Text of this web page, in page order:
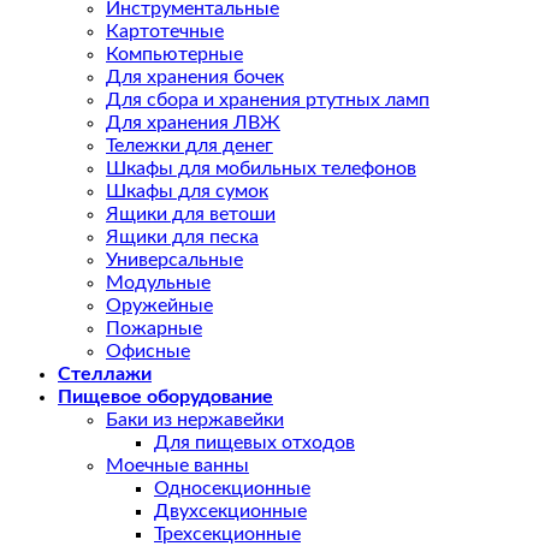
Инструментальные
Картотечные
Компьютерные
Для хранения бочек
Для сбора и хранения ртутных ламп
Для хранения ЛВЖ
Тележки для денег
Шкафы для мобильных телефонов
Шкафы для сумок
Ящики для ветоши
Ящики для песка
Универсальные
Модульные
Оружейные
Пожарные
Офисные
Стеллажи
Пищевое оборудование
Баки из нержавейки
Для пищевых отходов
Моечные ванны
Односекционные
Двухсекционные
Трехсекционные